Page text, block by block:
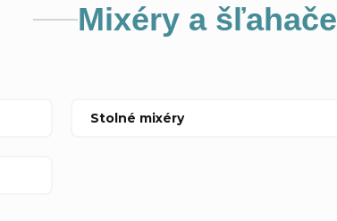
Mixéry a šľahače
Stolné mixéry